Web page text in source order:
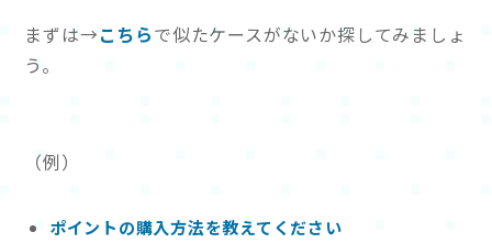
まずは→こちらで似たケースがないか探してみましょ
う。
（例）
ポイントの購入方法を教えてください